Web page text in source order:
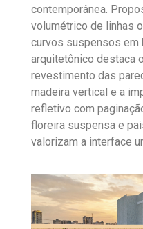
contemporânea.
volumétrico de linhas
curvos suspensos em
arquitetônico destaca
revestimento das
madeira vertical e a
refletivo com
floreira suspensa e
valorizam a interface